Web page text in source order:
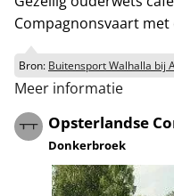
Compagnonsvaart
Bron: Buitensport Walhalla bij
Meer informatie
Opsterlandse
Donkerbroek